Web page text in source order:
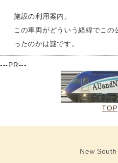
施設の利用案内。
この車両がどういう経緯でこの
ったのかは謎です。
---PR---
TOP
New